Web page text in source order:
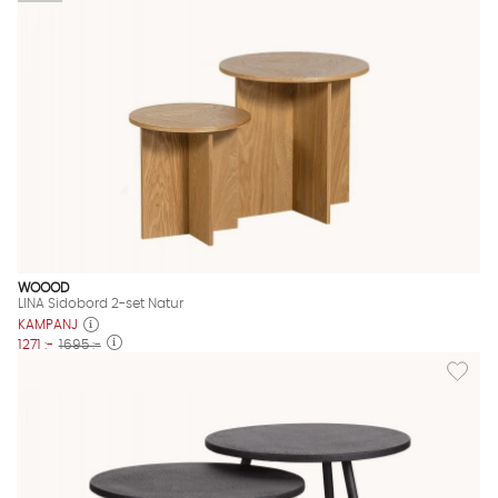
WOOOD
LINA Sidobord 2-set Natur
KAMPANJ
1271 :- 1695 :-
Lägg